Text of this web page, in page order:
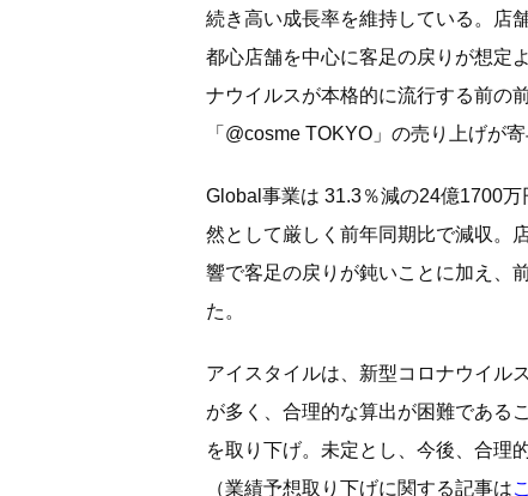
続き高い成長率を維持している。店
都心店舗を中心に客足の戻りが想定
ナウイルスが本格的に流行する前の
「@cosme TOKYO」の売り上げが寄
Global事業は 31.3％減の24億1700
然として厳しく前年同期比で減収。
響で客足の戻りが鈍いことに加え、
た。
アイスタイルは、新型コロナウイル
が多く、合理的な算出が困難である
を取り下げ。未定とし、今後、合理
（業績予想取り下げに関する記事は